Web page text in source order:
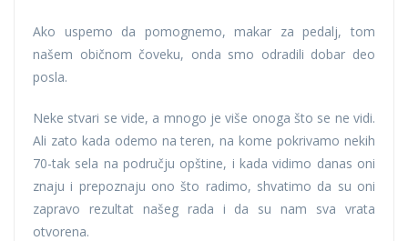
Ako uspemo da pomognemo, makar za pedalj, tom
našem običnom čoveku, onda smo odradili dobar deo
posla.
Neke stvari se vide, a mnogo je više onoga što se ne vidi.
Ali zato kada odemo na teren, na kome pokrivamo nekih
70-tak sela na području opštine, i kada vidimo danas oni
znaju i prepoznaju ono što radimo, shvatimo da su oni
zapravo rezultat našeg rada i da su nam sva vrata
otvorena.